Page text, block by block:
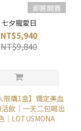
即將開賣
七夕寵愛日
NT$5,940
NT$9,840